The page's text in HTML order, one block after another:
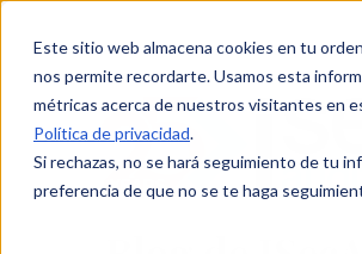
Este sitio web almacena cookies en tu
nos permite recordarte. Usamos esta
métricas acerca de nuestros visitantes en
Política de privacidad.
Si rechazas, no se hará seguimiento de tu
preferencia de que no se te haga